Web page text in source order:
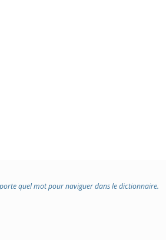
quel mot pour naviguer dans le dictionnaire.